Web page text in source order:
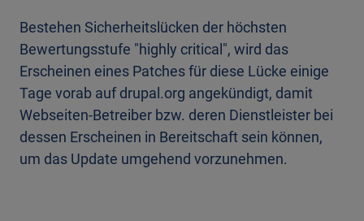
Bestehen Sicherheitslücken der höchsten
Bewertungsstufe "highly critical", wird das
Erscheinen eines Patches für diese Lücke einige
Tage vorab auf drupal.org angekündigt, damit
Webseiten-Betreiber bzw. deren Dienstleister bei
dessen Erscheinen in Bereitschaft sein können,
um das Update umgehend vorzunehmen.